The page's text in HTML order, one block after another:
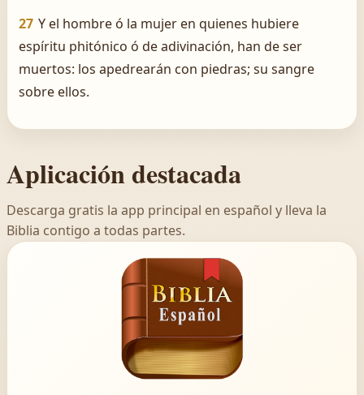
27 Y el hombre ó la mujer en quienes hubiere
espíritu phitónico ó de adivinación, han de ser
muertos: los apedrearán con piedras; su sangre
sobre ellos.
Aplicación destacada
Descarga gratis la app principal en español y lleva la
Biblia contigo a todas partes.